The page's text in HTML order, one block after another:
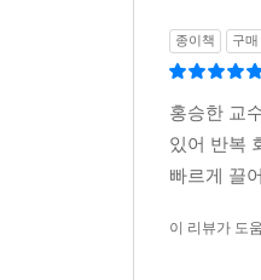
제2편 부동산등
제1장 총칙
제3장 등기절
제4장 표시에
제5장 권리에
종이책 구매
홍승한 교
있어 반복
빠르게 끌
이 리뷰가 도